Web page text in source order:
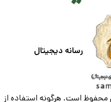
رسانه دیجیتال
محفوظ است. هرگونه استفاده از